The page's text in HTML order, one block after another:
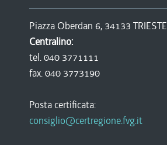
Piazza Oberdan 6, 34133 TRIESTE
Centralino:
tel. 040 3771111
fax. 040 3773190
Posta certificata:
consiglio@certregione.fvg.it